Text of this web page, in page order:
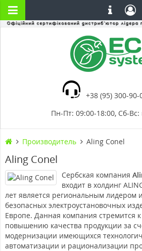
+38 (95) 300-90-
Пн-Пт: 09:00-18:00, Сб-
Производитель Aling Conel
Aling Conel
Сербская компания
входит в холдинг
лет является региональным лидером
безопасных электроустановочных
Европе. Данная компания стремится
повышению качества продукции за
модернизации имеющихся
автоматизации и рационализации